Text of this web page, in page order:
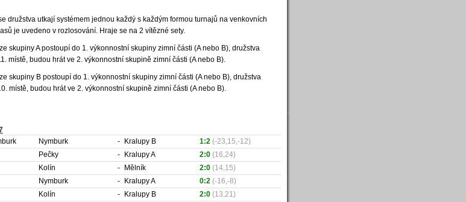
družstva utkají systémem jednou každý s každým formou turnajů na venkovních
je uvedeno v rozlosování. Hraje se na 2 vítězné sety.
skupiny A postoupí do 1. výkonnostní skupiny zimní části (A nebo B), družstva
místě, budou hrát ve 2. výkonnostní skupině zimní části (A nebo B).
skupiny B postoupí do 1. výkonnostní skupiny zimní části (A nebo B), družstva
místě, budou hrát ve 2. výkonnostní skupině zimní části (A nebo B).
Nymburk - Kralupy B 1:2 (-23,15,-12)
Pečky - Kralupy A 2:0 (16,24)
Kolín - Mělník 2:0 (14,15)
Nymburk - Kralupy A 0:2 (-16,-8)
Kolín - Kralupy B 2:0 (13,21)